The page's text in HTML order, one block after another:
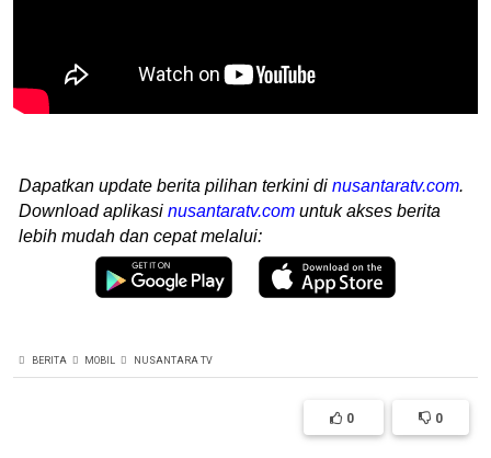
Dapatkan update berita pilihan terkini di nusantaratv.com.
Download aplikasi nusantaratv.com untuk akses berita
lebih mudah dan cepat melalui:
BERITA MOBIL NUSANTARA TV
0 0